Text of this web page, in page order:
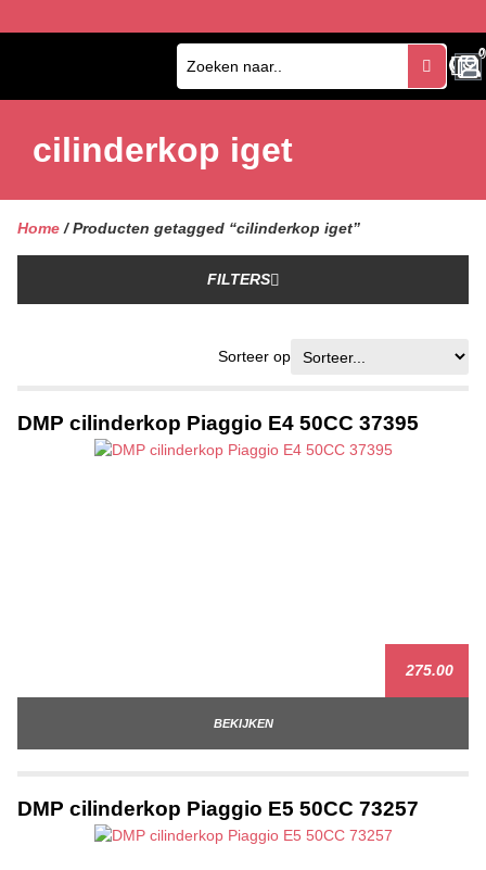
0
0
cilinderkop iget
Home / Producten getagged “cilinderkop iget”
FILTERS
Sorteer op
DMP cilinderkop Piaggio E4 50CC 37395
275.00
BEKIJKEN
DMP cilinderkop Piaggio E5 50CC 73257